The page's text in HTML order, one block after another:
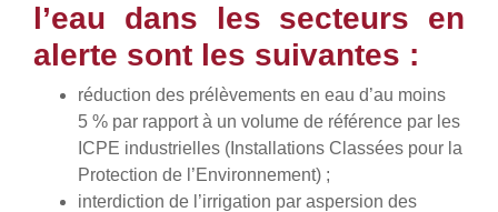
l’eau dans les secteurs en
alerte sont les suivantes :
réduction des prélèvements en eau d’au moins
5 % par rapport à un volume de référence par les
ICPE industrielles (Installations Classées pour la
Protection de l’Environnement) ;
interdiction de l’irrigation par aspersion des